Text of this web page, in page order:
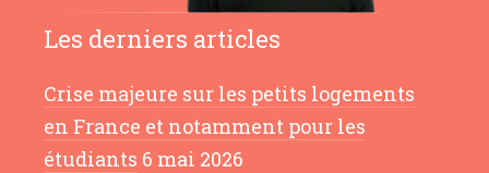
Les derniers articles
Crise majeure sur les petits logements
en France et notamment pour les
étudiants 6 mai 2026